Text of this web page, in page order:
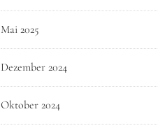
Mai 2025
Dezember 2024
Oktober 2024